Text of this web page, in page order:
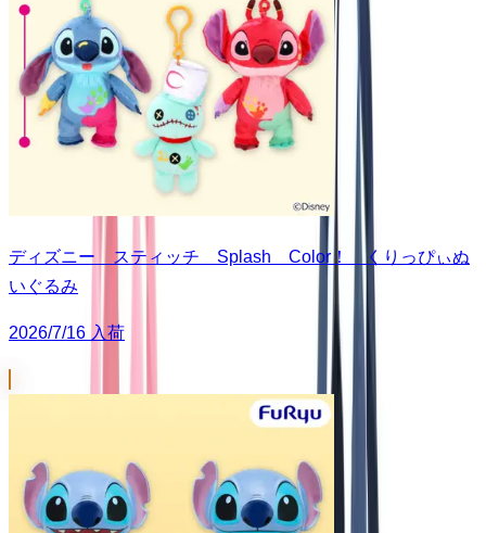
ディズニー スティッチ Splash Color！ くりっぴぃぬ
いぐるみ
2026/7/16 入荷